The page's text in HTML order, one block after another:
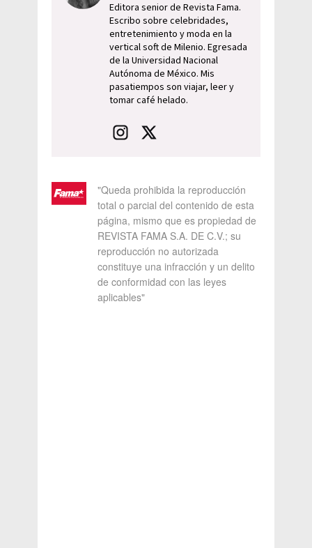
Editora senior de Revista Fama.
Escribo sobre celebridades,
entretenimiento y moda en la
vertical soft de Milenio. Egresada
de la Universidad Nacional
Autónoma de México. Mis
pasatiempos son viajar, leer y
tomar café helado.
"Queda prohibida la reproducción
total o parcial del contenido de esta
página, mismo que es propiedad de
REVISTA FAMA S.A. DE C.V.; su
reproducción no autorizada
constituye una infracción y un delito
de conformidad con las leyes
aplicables"